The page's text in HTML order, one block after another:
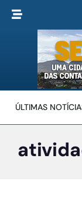
ÚLTIMAS